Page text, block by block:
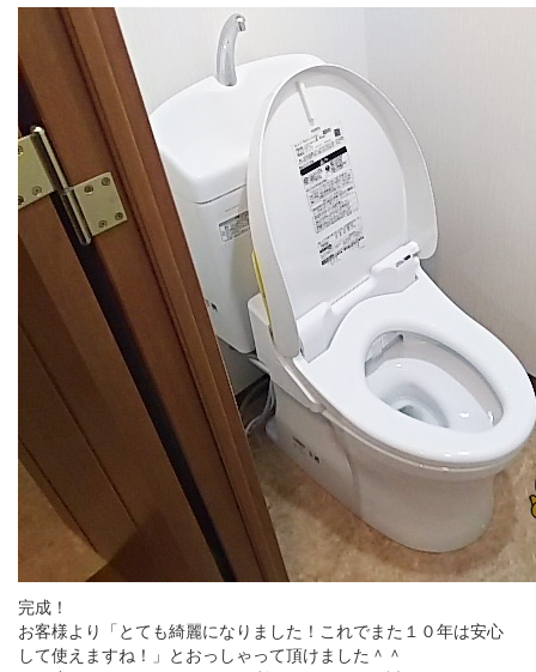
完成！
お客様より「とても綺麗になりました！これでまた１０年は安心
して使えますね！」とおっしゃって頂けました＾＾